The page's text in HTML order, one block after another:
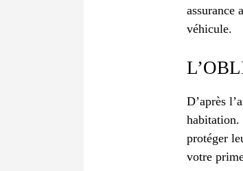
assurance
véhicule.
D’après
habitation.
protéger
votre